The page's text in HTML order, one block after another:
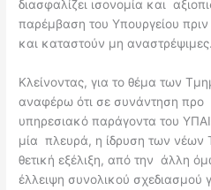
διασφαλίζει ισονομία και
παρέμβαση του Υπουργείου
και καταστούν μη αναστρέψιμες.
Κλείνοντας, για το θέμα των
αναφέρω ότι σε συνάντηση προ
υπηρεσιακό παράγοντα του
μία πλευρά, η ίδρυση των νέων
θετική εξέλιξη, από την άλλη
έλλειψη συνολικού σχεδιασμού